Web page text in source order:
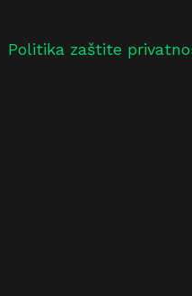
Politika zaštite